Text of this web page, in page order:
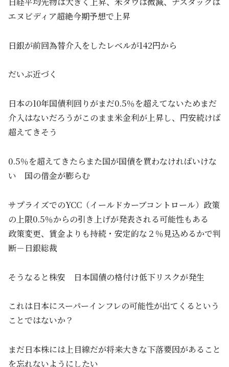
エヌビディア超絶今期予想で上昇
日銀が前回為替介入をしたレベルが142円から
だいぶ近づく
日本の10年国債利回りがまだ0.5％を超えてないためまだ
介入はないだろうがこのまま米金利が上昇し、円安続けば
超えてきそう
0.5％を超えてきたらまた国が国債を買わなければいけな
い 国の借金が膨らむ
サプライズでのYCC（イールドカーブコントロール）政策
の上限0.5％からの引き上げが発表される可能性もある
政策変更、賃金よりも持続・安定的な２％見込めるかで判
断－日銀総裁
そうなると株安 日本国債の格付け低下リスクが発生
これは日本にスーパーインフレの可能性が出てくるという
ことではないか？
まだ日本株には上目線だが将来大きな下落要因があること
を忘れないようにしたい